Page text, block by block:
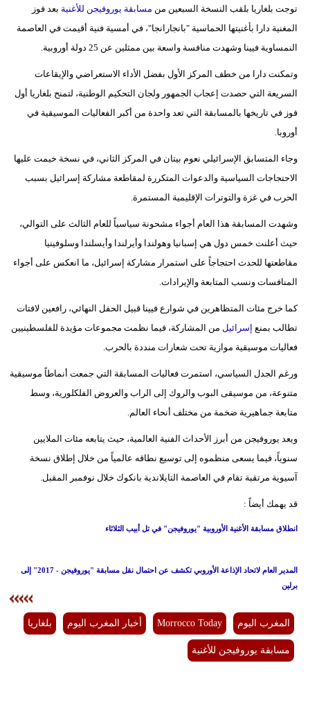
مرأة
إسلامية
بيئة
مدوَّنات
أبراج
توجت بلغاريا بلقب النسخة السبعين من مسابقة يوروفيجن للأغنية بعد فوز
المغنية دارا بأغنيتها الحماسية "بانجارانجا"، في أمسية فنية أقيمت في العاصمة
النمساوية فيينا وشهدت منافسة واسعة بين ممثلين عن 25 دولة أوروبية.
وتمكنت دارا من خطف المركز الأول بفضل الأداء الاستعراضي والإيقاعات
السريعة التي حصدت إعجاب الجمهور ولجان التحكيم الوطنية، لتمنح بلغاريا أول
فوز في تاريخها بالمسابقة التي تعد واحدة من أكبر الفعاليات الموسيقية في
أوروبا.
وجاء المتسابق الإسرائيلي نعوم بيتان في المركز الثاني، في نسخة خيمت عليها
الاحتجاجات السياسية والدعوات المتكررة لمقاطعة مشاركة إسرائيل بسبب
الحرب في غزة والتوترات الإقليمية المستمرة.
وشهدت المسابقة هذا العام أجواء مشحونة سياسياً للعام الثالث على التوالي،
حيث أعلنت خمس دول هي إسبانيا وهولندا وأيرلندا وأيسلندا وسلوفينيا
مقاطعتها للحدث احتجاجاً على استمرار مشاركة إسرائيل، ما انعكس على أجواء
المنافسات ونسب المتابعة والإيرادات.
كما خرج مئات المتظاهرين في شوارع فيينا قبيل الحفل النهائي، رافعين لافتات
تطالب بمنع إسرائيل من المشاركة، فيما نظمت مجموعات مؤيدة للفلسطينيين
فعاليات موسيقية موازية تحت شعارات منددة بالحرب.
ورغم الجدل السياسي، استمرت فعاليات المسابقة التي جمعت أنماطاً موسيقية
متنوعة، من موسيقى البوب والروك إلى الراب والعروض الفلكلورية، وسط
متابعة جماهيرية ضخمة من مختلف أنحاء العالم.
ويعد يوروفيجن من أبرز الأحداث الفنية العالمية، حيث يتابعه مئات الملايين
سنوياً، فيما يسعى منظموه إلى توسيع نطاقه عالمياً من خلال إطلاق نسخة
آسيوية مرتقبة تقام في العاصمة التايلاندية بانكوك خلال نوفمبر المقبل.
قد يهمك أيضاً :
انطلاق مسابقة الأغنية الأوروبية "يوروفيجن" في تل أبيب الثلاثاء
المدير العام لاتحاد الإذاعة الأوروبي تكشف عن احتمال نقل مسابقة "يوروفيجن - 2017" إلى
برلين
المغرب اليوم Morrocco Today أخبار المغرب اليوم بلغاريا
مسابقة يوروفيجن للأغنية